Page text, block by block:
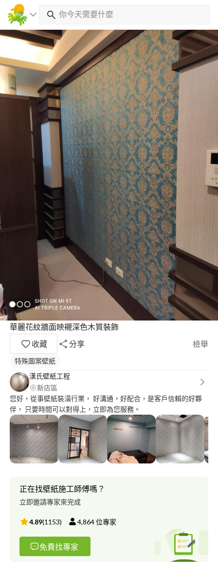
華麗花紋牆面映襯深色木質裝飾
收藏
分享 檢舉
特殊圖案壁紙
漢氏壁紙工程
新店區
您好，從事壁紙裝潢行業， 好溝通，好配合，是客戶信賴的好夥
伴， 只要時間可以對得上，立即為您服務。
正在找壁紙施工師傅嗎？
立即邀請專家來完成
4.89(1153) 4,864位專家
免費找專家